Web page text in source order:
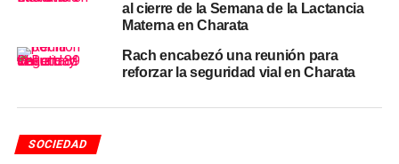
El Municipio también destacó la dimensión del
quien usa casco transmite un hábito de cuidado hacia su
entorno y contribuye a construir unacomunidad más
debe estar correctamente colocado y abrochado para
reduce significativamente su eficacia.
al cierre de la Semana de la Lactancia
Materna en Charata
Rach encabezó una reunión para
reforzar la seguridad vial en Charata
SOCIEDAD